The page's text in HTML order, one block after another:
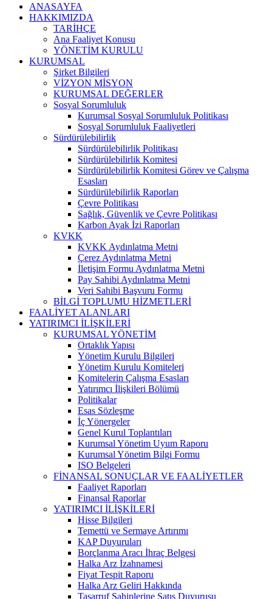
ANASAYFA
HAKKIMIZDA
TARİHÇE
Ana Faaliyet Konusu
YÖNETİM KURULU
KURUMSAL
Şirket Bilgileri
VİZYON MİSYON
KURUMSAL DEĞERLER
Sosyal Sorumluluk
Kurumsal Sosyal Sorumluluk Politikası
Sosyal Sorumluluk Faaliyetleri
Sürdürülebilirlik
Sürdürülebilirlik Politikası
Sürdürülebilirlik Komitesi
Sürdürülebilirlik Komitesi Görev ve Çalışma
Esasları
Sürdürülebilirlik Raporları
Çevre Politikası
Sağlık, Güvenlik ve Çevre Politikası
Karbon Ayak İzi Raporları
KVKK
KVKK Aydınlatma Metni
Çerez Aydınlatma Metni
İletişim Formu Aydınlatma Metni
Pay Sahibi Aydınlatma Metni
Veri Sahibi Başvuru Formu
BİLGİ TOPLUMU HİZMETLERİ
FAALİYET ALANLARI
YATIRIMCI İLİŞKİLERİ
KURUMSAL YÖNETİM
Ortaklık Yapısı
Yönetim Kurulu Bilgileri
Yönetim Kurulu Komiteleri
Komitelerin Çalışma Esasları
Yatırımcı İlişkileri Bölümü
Politikalar
Esas Sözleşme
İç Yönergeler
Genel Kurul Toplantıları
Kurumsal Yönetim Uyum Raporu
Kurumsal Yönetim Bilgi Formu
ISO Belgeleri
FİNANSAL SONUÇLAR VE FAALİYETLER
Faaliyet Raporları
Finansal Raporlar
YATIRIMCI İLİŞKİLERİ
Hisse Bilgileri
Temettü ve Sermaye Artırımı
KAP Duyuruları
Borçlanma Aracı İhraç Belgesi
Halka Arz İzahnamesi
Fiyat Tespit Raporu
Halka Arz Geliri Hakkında
Tasarruf Sahiplerine Satış Duyurusu